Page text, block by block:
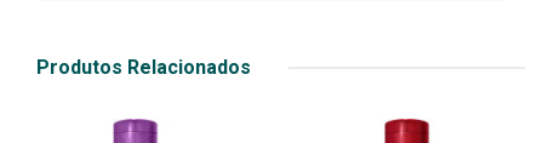
Produtos Relacionados